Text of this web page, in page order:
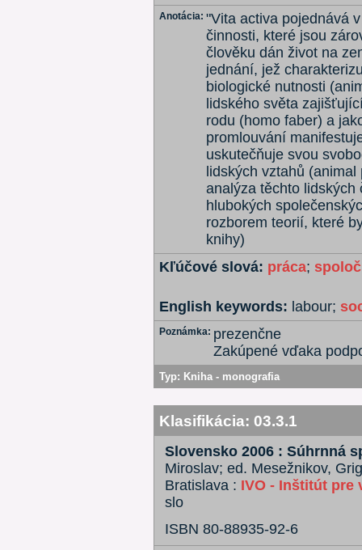
Anotácia: "Vita activa pojednává
činnosti, které jsou
člověku dán život na
jednání, jež
biologické nutnosti
lidského světa
rodu (homo faber) a
promlouvání
uskutečňuje svou
lidských vztahů
analýza těchto
hlubokých
rozborem teorií, které
knihy)
Kľúčové slová: práca;
English keywords: labour;
Poznámka: prezenčne
Zakúpené vďaka
Typ: Kniha - monografia
Klasifikácia: 03.3.1
Slovensko 2006 : Súhrnná
Miroslav; ed. Mesežnikov,
Bratislava : IVO - Inštitút pre
slo
ISBN 80-88935-92-6